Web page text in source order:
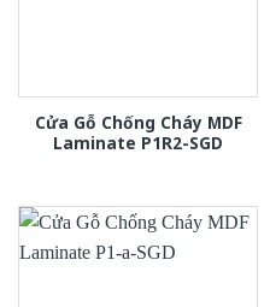
Cửa Gỗ Chống Cháy MDF
Laminate P1R2-SGD